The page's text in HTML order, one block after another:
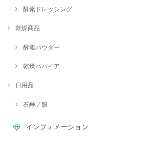
酵素ドレッシング
乾燥商品
酵素パウダー
乾燥パパイア
日用品
石鹸 / 服
インフォメーション